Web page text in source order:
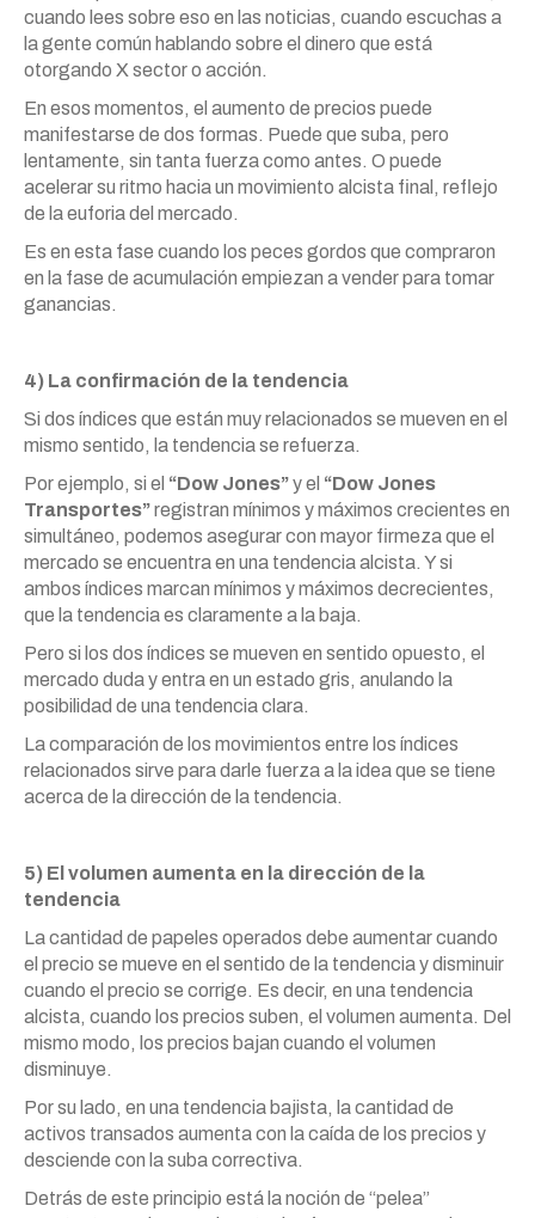
cuando lees sobre eso en las noticias, cuando escuchas a
la gente común hablando sobre el dinero que está
otorgando X sector o acción.
En esos momentos, el aumento de precios puede
manifestarse de dos formas. Puede que suba, pero
lentamente, sin tanta fuerza como antes. O puede
acelerar su ritmo hacia un movimiento alcista final, reflejo
de la euforia del mercado.
Es en esta fase cuando los peces gordos que compraron
en la fase de acumulación empiezan a vender para tomar
ganancias.
4) La confirmación de la tendencia
Si dos índices que están muy relacionados se mueven en el
mismo sentido, la tendencia se refuerza.
Por ejemplo, si el “Dow Jones”y el “Dow Jones
Transportes”registran mínimos y máximos crecientes en
simultáneo, podemos asegurar con mayor firmeza que el
mercado se encuentra en una tendencia alcista. Y si
ambos índices marcan mínimos y máximos decrecientes,
que la tendencia es claramente a la baja.
Pero si los dos índices se mueven en sentido opuesto, el
mercado duda y entra en un estado gris, anulando la
posibilidad de una tendencia clara.
La comparación de los movimientos entre los índices
relacionados sirve para darle fuerza a la idea que se tiene
acerca de la dirección de la tendencia.
5) El volumen aumenta en la dirección de la
tendencia
La cantidad de papeles operados debe aumentar cuando
el precio se mueve en el sentido de la tendencia y disminuir
cuando el precio se corrige. Es decir, en una tendencia
alcista, cuando los precios suben, el volumen aumenta. Del
mismo modo, los precios bajan cuando el volumen
disminuye.
Por su lado, en una tendencia bajista, la cantidad de
activos transados aumenta con la caída de los precios y
desciende con la suba correctiva.
Detrás de este principio está la noción de “pelea”